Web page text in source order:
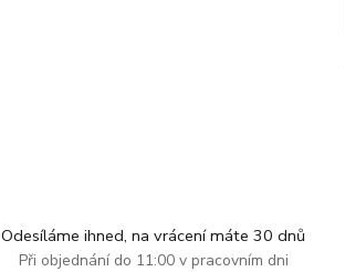
Odesíláme ihned, na vrácení máte 30 dnů
Při objednání do 11:00 v pracovním dni